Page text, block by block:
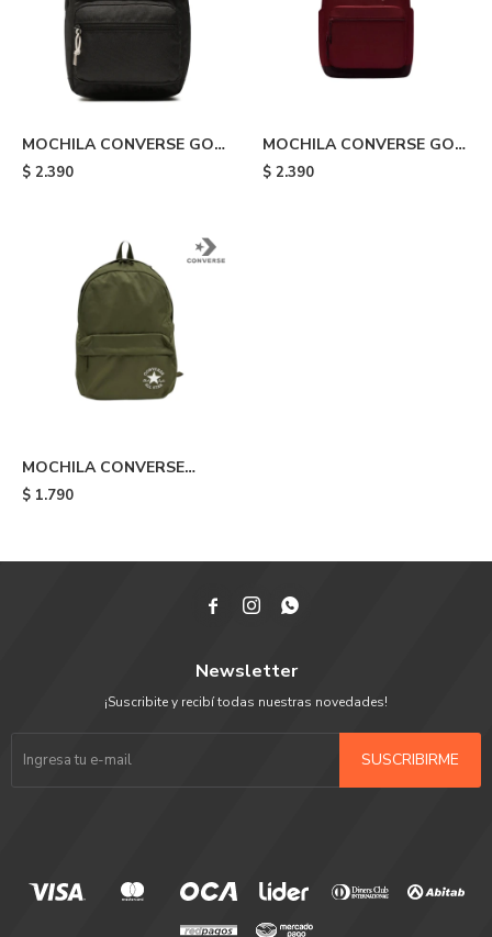
MOCHILA CONVERSE GO
CHUCK TAYLOR - Black
$ 2.390
MOCHILA CONVERSE GO
CHUCK TAYLOR - Red
$ 2.390
MOCHILA CONVERSE
SPEED 3 - Olive
$ 1.790
  
Newsletter
¡Suscribite y recibí todas nuestras novedades!
SUSCRIBIRME